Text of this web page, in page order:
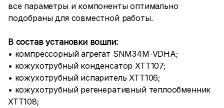
все параметры и компоненты оптимально
подобраны для совместной работы.
В состав установки вошли:
• компрессорный агрегат SNM34M-VDHA;
• кожухотрубный конденсатор ХТТ107;
• кожухотрубный испаритель ХТТ106;
• кожухотрубный регенеративный теплообменник
ХТТ108;